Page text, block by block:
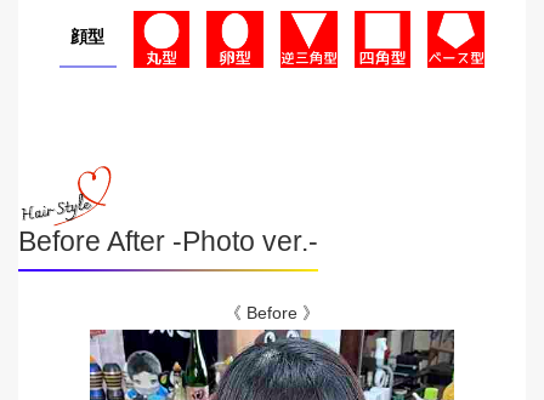
顔型
Before After -Photo ver.-
《 Before 》